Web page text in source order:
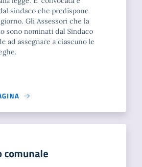
sindaco che predispone
Gli Assessori che la
sono nominati dal Sindaco
ad assegnare a ciascuno le
comunale